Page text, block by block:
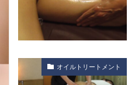
オイルトリートメント